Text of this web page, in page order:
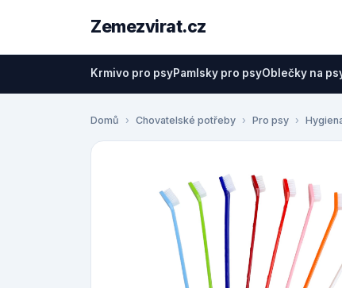
Zemezvirat.cz
Krmivo pro psyPamlsky pro psyOblečky na
Domů Chovatelské potřeby Pro psy